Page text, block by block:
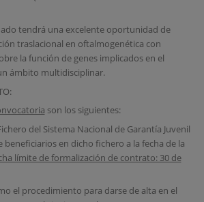
tendrá una excelente oportunidad de
traslacional en oftalmogenética con
la función de genes implicados en el
ámbito multidisciplinar.
son los siguientes:
del Sistema Nacional de Garantía Juvenil
beneficiarios en dicho fichero a la fecha de la
límite de formalización de contrato: 30 de
el procedimiento para darse de alta en el